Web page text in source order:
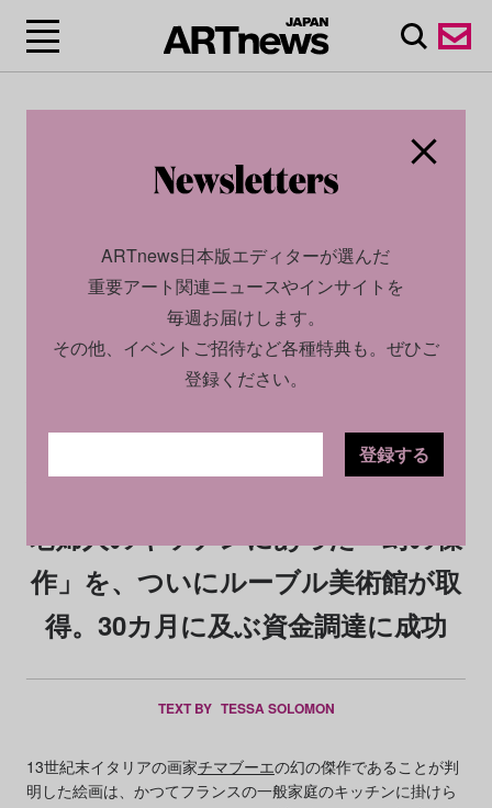
2023.11.17
老婦人のキッチンにあった「幻の傑
作」を、ついにルーブル美術館が取
得。30カ月に及ぶ資金調達に成功
TEXT BY TESSA SOLOMON
13世紀末イタリアの画家チマブーエの幻の傑作であることが判
明した絵画は、かつてフランスの一般家庭のキッチンに掛けら
ARTnews日本版エディターが選んだ
重要アート関連ニュースやインサイトを
毎週お届けします。
その他、イベントご招待など各種特典も。ぜひご
登録ください。
登録する